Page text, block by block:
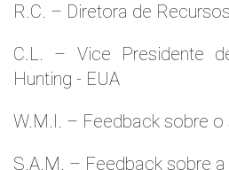
R.C. – Diretora de
C.L. – Vice Presidente
Hunting - EUA
W.M.l. – Feedback sobre o
S.A.M. – Feedback sobre a